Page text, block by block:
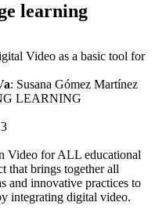
learning
Video as a basic tool for
: Susana Gómez Martínez
LEARNING
Video for ALL educational
that brings together all
and innovative practices to
integrating digital video.